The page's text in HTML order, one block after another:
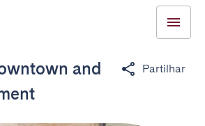
and
Partilhar